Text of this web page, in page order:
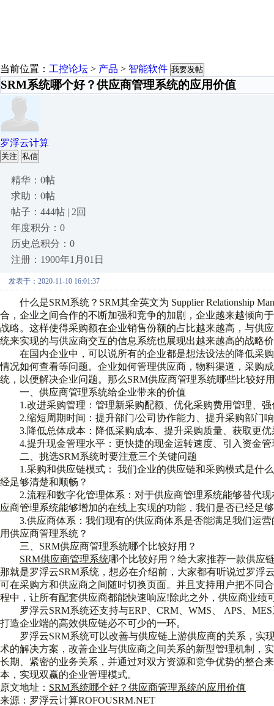
当前位置： 工控论坛 > 产品 > 智能软件 我要发帖
SRM系统哪个好？供应商管理系统的应用价值
罗浮云计算
关注 私信
精华：0帖
求助：0帖
帖子：444帖 | 2回
年度积分：0
历史总积分：0
注册：1900年1月01日
发表于：2020-11-10 16:01:37
什么是SRM系统？SRM其全英文为 Supplier Relationship
合，企业之间合作的不断加强和竞争的加剧，企业越来越倾向
战略。这样使得采购额在企业销售份额的占比越来越高，与供
统来实现的与供应商交互的信息系统也展现出越来越高的战略
在国内企业中，可以说所有的企业都是想法设法的降低采
情况如何查看等问题。企业如何管理供应商，物料渠道，采购
统，以便解决企业问题。那么SRM供应商管理系统哪些比较好
一、供应商管理系统给企业带来的价值
1.改进采购管理：管理新采购配额、优化采购费用管理、强
2.缩短周期时间：提升部门/公司协作能力、提升采购部门
3.降低总体成本：降低采购成本、提升采购质量、获取更优
4.提升现金管理水平：更快捷的现金运转速度、引入资金管
二、挑选SRM系统时要注意三个关键问题
1.采购和供应链模式： 我们企业的供应链和采购模式是什
经足够清楚和顺畅？
2.流程和数字化管理体系：对于供应商管理系统能够替代现
应商管理系统能够增加的在线上实现的功能，我们是否已经足
3.供应商体系：我们现有的供应商体系是否能满足我们运营
用供应商管理系统？
三、SRM供应商管理系统哪个比较好用？
SRM供应商管理系统哪个比较好用？给大家推荐一款供
那就是罗浮云SRM系统，想必在介绍前，大家都有听说过罗浮
可在采购方和供应商之间随时切换页面。并且支持用户把不同
程中，让所有配套供应商都能快速响应!除此之外，供应商业
罗浮云SRM系统还支持与ERP、CRM、WMS、 APS、
打造企业端的高效供应链必不可少的一环。
罗浮云SRM系统可以改善与供应链上游供应商的关系，实
术的解决方案，改善企业与供应商之间关系的新型管理机制，
长期、紧密的业务关系，并通过对双方资源和竞争优势的整合
本，实现双赢的企业管理模式。
原文地址： SRM系统哪个好？供应商管理系统的应用价值
来源：罗浮云计算ROFOUSRM.NET